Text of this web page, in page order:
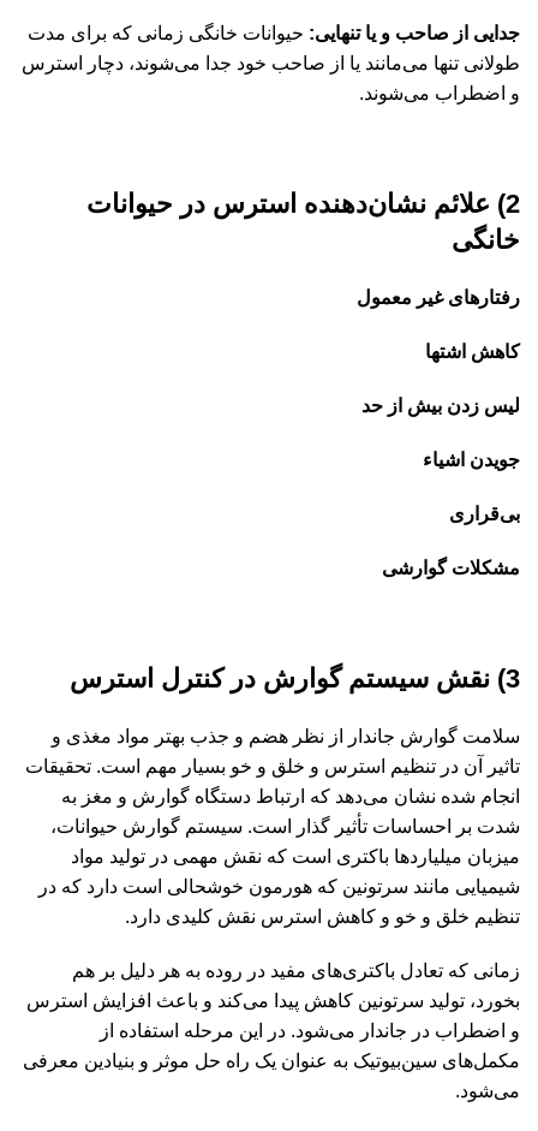
جدایی از صاحب و یا تنهایی: حیوانات خانگی زمانی که برای مدت
طولانی تنها می‌مانند یا از صاحب خود جدا می‌شوند، دچار استرس
و اضطراب می‌شوند.
2) علائم نشان‌دهنده استرس در حیوانات
خانگی
رفتارهای غیر معمول
کاهش اشتها
لیس زدن بیش از حد
جویدن اشیاء
بی‌قراری
مشکلات گوارشی
3) نقش سیستم گوارش در کنترل استرس
سلامت گوارش جاندار از نظر هضم و جذب بهتر مواد مغذی و
تاثیر آن در تنظیم استرس و خلق و خو بسیار مهم است. تحقیقات
انجام شده نشان می‌دهد که ارتباط دستگاه گوارش و مغز به
شدت بر احساسات تأثیر گذار است. سیستم گوارش حیوانات،
میزبان میلیاردها باکتری است که نقش مهمی در تولید مواد
شیمیایی مانند سرتونین که هورمون خوشحالی است دارد که در
تنظیم خلق و خو و کاهش استرس نقش کلیدی دارد.
زمانی که تعادل باکتری‌های مفید در روده به هر دلیل بر هم
بخورد، تولید سرتونین کاهش پیدا می‌کند و باعث افزایش استرس
و اضطراب در جاندار می‌شود. در این مرحله استفاده از
مکمل‌های سین‌بیوتیک به عنوان یک راه حل موثر و بنیادین معرفی
می‌شود.